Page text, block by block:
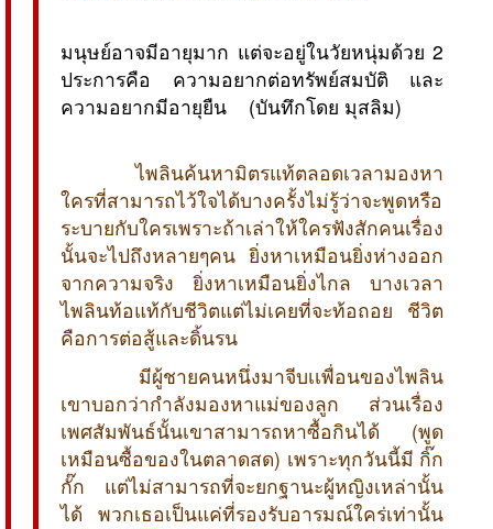
มนุษย์อาจมีอายุมาก แต่จะอยู่ในวัยหนุ่มด้วย 2
ประการคือ ความอยากต่อทรัพย์สมบัติ และ
ความอยากมีอายุยืน (บันทึกโดย มุสลิม)
ไพลินค้นหามิตรแท้ตลอดเวลามองหา
ใครที่สามารถไว้ใจได้บางครั้งไม่รู้ว่าจะพูดหรือ
ระบายกับใครเพราะถ้าเล่าให้ใครฟังสักคนเรื่อง
นั้นจะไปถึงหลายๆคน ยิ่งหาเหมือนยิ่งห่างออก
จากความจริง ยิ่งหาเหมือนยิ่งไกล บางเวลา
ไพลินท้อแท้กับชีวิตแต่ไม่เคยที่จะท้อถอย ชีวิต
คือการต่อสู้และดิ้นรน
มีผู้ชายคนหนึ่งมาจีบเเพื่อนของไพลิน
เขาบอกว่ากำลังมองหาแม่ของลูก ส่วนเรื่อง
เพศสัมพันธ์นั้นเขาสามารถหาซื้อกินได้ (พูด
เหมือนซื้อของในตลาดสด) เพราะทุกวันนี้มี กิ๊ก
กั๊ก แต่ไม่สามารถที่จะยกฐานะผู้หญิงเหล่านั้น
ได้ พวกเธอเป็นแค่ที่รองรับอารมณ์ใคร่เท่านั้น